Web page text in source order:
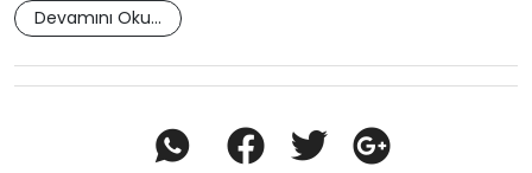
Devamını Oku...